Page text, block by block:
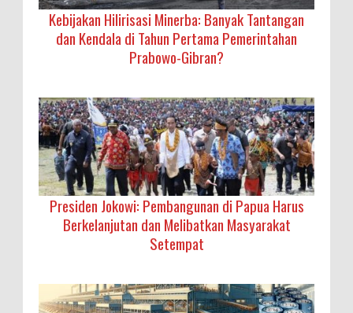
Kebijakan Hilirisasi Minerba: Banyak Tantangan
dan Kendala di Tahun Pertama Pemerintahan
Prabowo-Gibran?
Presiden Jokowi: Pembangunan di Papua Harus
Berkelanjutan dan Melibatkan Masyarakat
Setempat